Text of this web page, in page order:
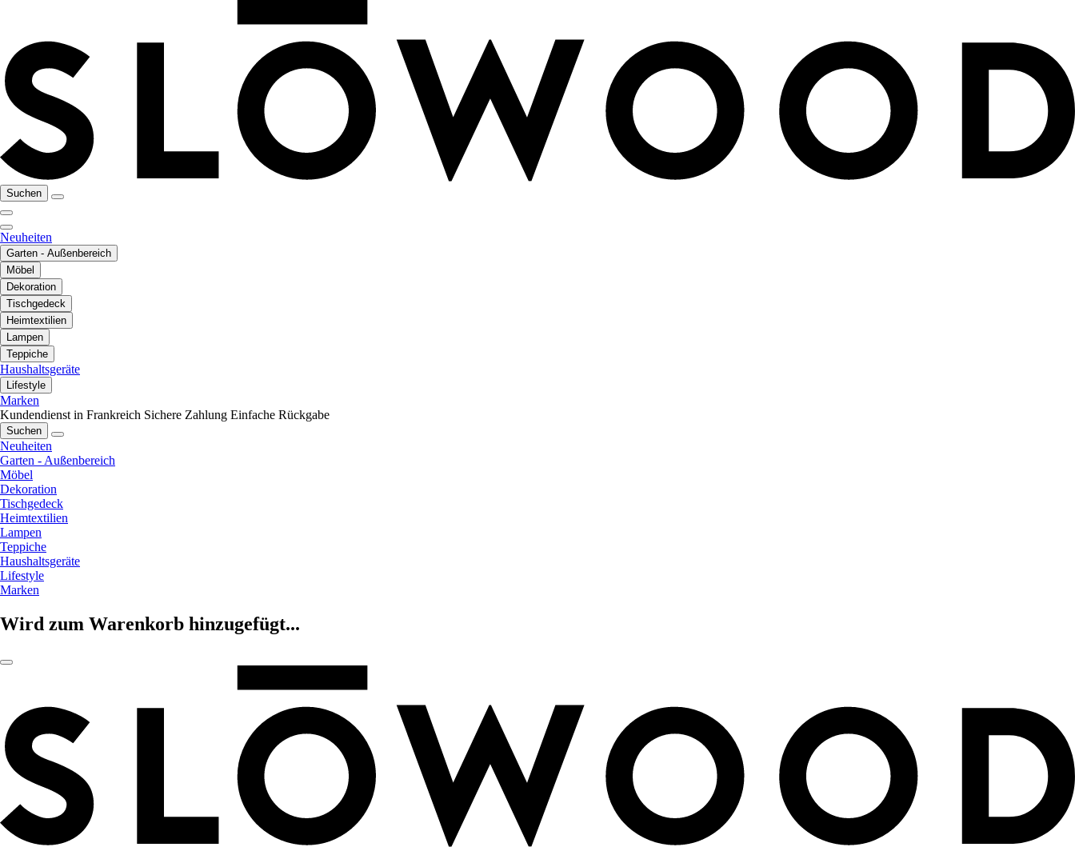
Suchen
Neuheiten
Garten - Außenbereich
Möbel
Dekoration
Tischgedeck
Heimtextilien
Lampen
Teppiche
Haushaltsgeräte
Lifestyle
Marken
Kundendienst in Frankreich Sichere Zahlung Einfache Rückgabe
Suchen
Neuheiten
Garten - Außenbereich
Möbel
Dekoration
Tischgedeck
Heimtextilien
Lampen
Teppiche
Haushaltsgeräte
Lifestyle
Marken
Wird zum Warenkorb hinzugefügt...